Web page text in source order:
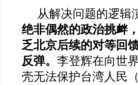
从解决问题的逻辑
绝非偶然的政治挑衅
乏北京后续的对等回
反弹。 李登辉在向世
壳无法保护台湾人民